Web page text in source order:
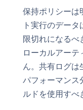
保持ポリシーは
ト実行のデー
限切れになるべ
ローカルアー
ん。共有ログは
パフォーマンス
ルドを使用すべ